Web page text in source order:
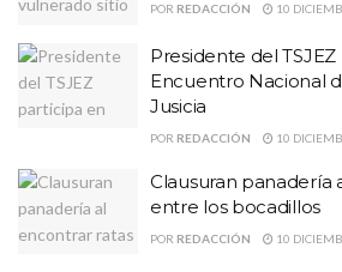
POR REDACCIÓN 10
Presidente del
Encuentro Nacional
Jusicia
POR REDACCIÓN 10
Clausuran panadería
entre los bocadillos
POR REDACCIÓN 10